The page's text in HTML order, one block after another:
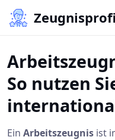
Zeugnisprofi
So nutzen
Ein Arbeitszeugnis ist